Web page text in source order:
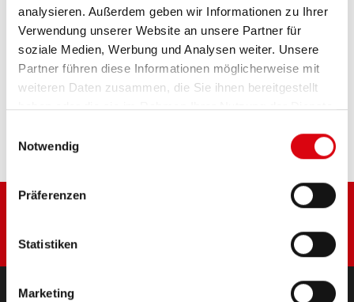
analysieren. Außerdem geben wir Informationen zu Ihrer
Verwendung unserer Website an unsere Partner für
soziale Medien, Werbung und Analysen weiter. Unsere
Partner führen diese Informationen möglicherweise mit
weiteren Daten zusammen, die Sie ihnen bereitgestellt
haben oder die sie im Rahmen Ihrer Nutzung der Dienste
Notwendig
Präferenzen
Statistiken
Marketing
PRODUKTDETAILS >
Diese Batterie kaufen: